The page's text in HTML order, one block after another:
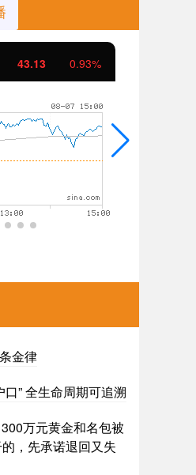
11.37 1.01%
金律
” 全生命周期可追溯
万元黄金和名包被
，先承诺退回又失